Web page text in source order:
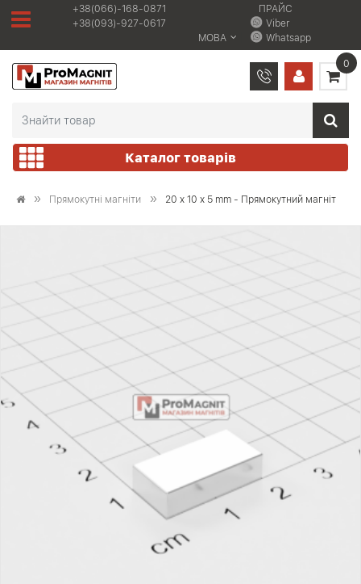
+38(066)-168-0871
+38(093)-927-0617
МОВА
ПРАЙС
Viber
Whatsapp
Каталог товарів
0
Прямокутні магніти 20 x 10 x 5 mm - Прямокутний магніт